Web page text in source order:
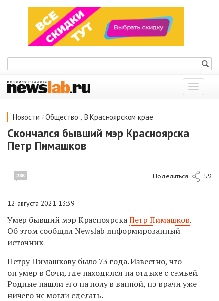
Показать
меню
Новости / Общество , В Красноярском крае
Скончался бывший мэр Красноярска
Петр Пимашков
236 Поделиться 59
12 августа 2021 13:39
Умер бывший мэр КрасноярскаПетр Пимашков.
Об этом сообщил Newslab информированный
источник.
Петру Пимашкову было 73 года. Известно, что
он умер в Сочи, где находился на отдыхе с семьей.
Родные нашли его на полу в ванной, но врачи уже
ничего не могли сделать.